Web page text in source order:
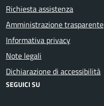
Richiesta assistenza
Amministrazione trasparente
Informativa privacy
Note legali
Dichiarazione di accessibilità
SEGUICI SU